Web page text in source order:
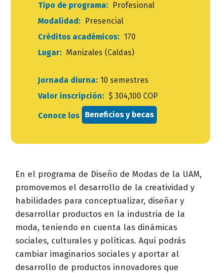
Tipo de programa:Profesional
Modalidad:Presencial
Créditos académicos:170
Lugar:Manizales (Caldas)
Jornada diurna:10 semestres
Valor inscripción:$ 304,100 COP
Conoce los Beneficios y becas
En el programa de Diseño de Modas de la UAM,
promovemos el desarrollo de la creatividad y
habilidades para conceptualizar, diseñar y
desarrollar productos en la industria de la
moda, teniendo en cuenta las dinámicas
sociales, culturales y políticas. Aquí podrás
cambiar imaginarios sociales y aportar al
desarrollo de productos innovadores que